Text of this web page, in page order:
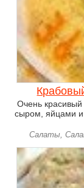
Очень красивый
сыром, яйцами и
Салаты,